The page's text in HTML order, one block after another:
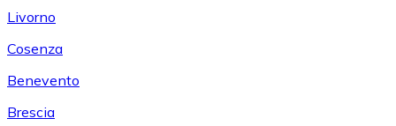
Livorno
Cosenza
Benevento
Brescia